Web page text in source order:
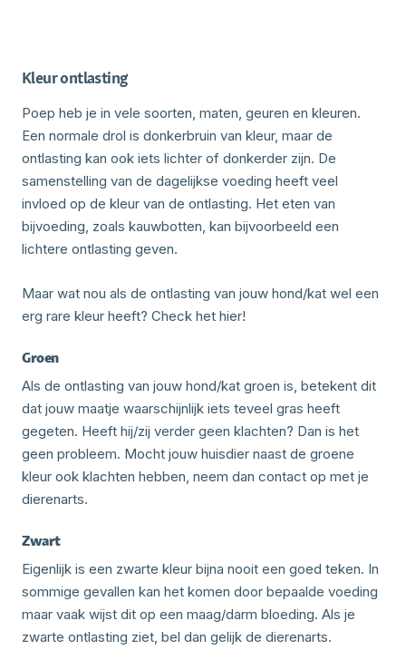
Kleur ontlasting
Poep heb je in vele soorten, maten, geuren en kleuren.
Een normale drol is donkerbruin van kleur, maar de
ontlasting kan ook iets lichter of donkerder zijn. De
samenstelling van de dagelijkse voeding heeft veel
invloed op de kleur van de ontlasting. Het eten van
bijvoeding, zoals kauwbotten, kan bijvoorbeeld een
lichtere ontlasting geven.
Maar wat nou als de ontlasting van jouw hond/kat wel een
erg rare kleur heeft? Check het hier!
Groen
Als de ontlasting van jouw hond/kat groen is, betekent dit
dat jouw maatje waarschijnlijk iets teveel gras heeft
gegeten. Heeft hij/zij verder geen klachten? Dan is het
geen probleem. Mocht jouw huisdier naast de groene
kleur ook klachten hebben, neem dan contact op met je
dierenarts.
Zwart
Eigenlijk is een zwarte kleur bijna nooit een goed teken. In
sommige gevallen kan het komen door bepaalde voeding
maar vaak wijst dit op een maag/darm bloeding. Als je
zwarte ontlasting ziet, bel dan gelijk de dierenarts.